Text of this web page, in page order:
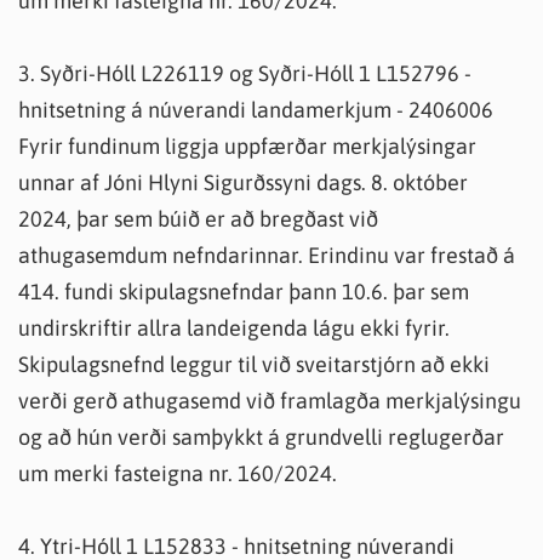
3. Syðri-Hóll L226119 og Syðri-Hóll 1 L152796 -
hnitsetning á núverandi landamerkjum - 2406006
Fyrir fundinum liggja uppfærðar merkjalýsingar
unnar af Jóni Hlyni Sigurðssyni dags. 8. október
2024, þar sem búið er að bregðast við
athugasemdum nefndarinnar. Erindinu var frestað á
414. fundi skipulagsnefndar þann 10.6. þar sem
undirskriftir allra landeigenda lágu ekki fyrir.
Skipulagsnefnd leggur til við sveitarstjórn að ekki
verði gerð athugasemd við framlagða merkjalýsingu
og að hún verði samþykkt á grundvelli reglugerðar
um merki fasteigna nr. 160/2024.
4. Ytri-Hóll 1 L152833 - hnitsetning núverandi